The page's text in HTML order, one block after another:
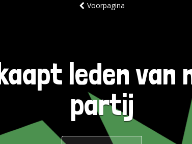
Voorpagina
leden van
partij